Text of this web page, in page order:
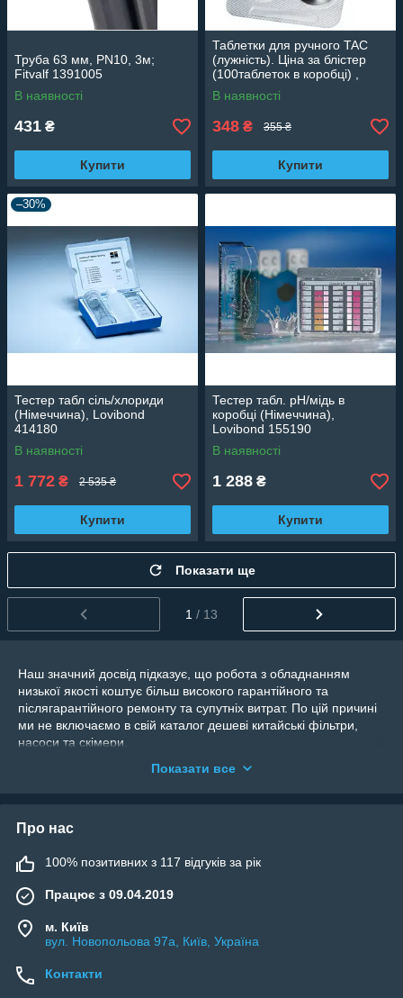
Труба 63 мм, PN10, 3м;
Fitvalf 1391005
В наявності
431 ₴
Купити
Таблетки для ручного TAC
(лужність). Ціна за блістер
(100таблеток в коробці) ,
Lovibond (Німеччина)
516040BT
В наявності
348 ₴ 355 ₴
Купити
–30%
Тестер табл сіль/хлориди
(Німеччина), Lovibond
414180
В наявності
1 772 ₴ 2 535 ₴
Купити
Тестер табл. рН/мідь в
коробці (Німеччина),
Lovibond 155190
В наявності
1 288 ₴
Купити
Показати ще
1 / 13
Наш значний досвід підказує, що робота з обладнанням
низької якості коштує більш високого гарантійного та
післягарантійного ремонту та супутніх витрат. По цій причині
ми не включаємо в свій каталог дешеві китайські фільтри,
насоси та скімери.
Наприклад всі насоси, які ми постачаємо, виробляються на
Шановні власники басейнів, продукцію, яка представлена на
яка будує басейни в Україні.
PG-pool
матеріалів для басейнів. Більшість товарів
постачається на ексклюзивній основі.
Ліфти для інвалідів та інше інклюзивне обладнання;
чи діатомові фільтри; насоси; закладні деталі в т.ч. багато
Показати все
Про нас
100% позитивних з 117 відгуків за рік
Працює з 09.04.2019
м. Київ
вул. Новопольова 97а, Київ, Україна
Контакти